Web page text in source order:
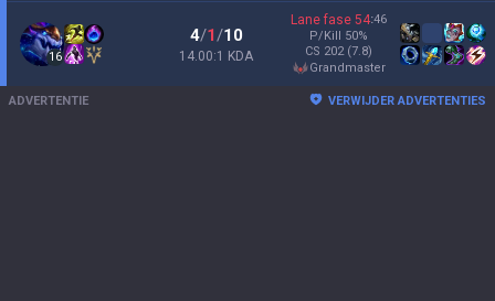
16
4/1/10
14.00:1 KDA
Lane fase 54:46
P/Kill 50%
CS 202 (7.8)
grandmaster
ADVERTENTIE VERWIJDER ADVERTENTIES